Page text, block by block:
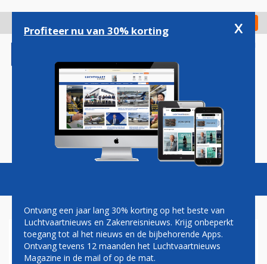
gaan
Check in
Magazine Podcasts Vacatures
INTERCONTINENTAAL
Profiteer nu van 30% korting x
Ontvang een jaar lang 30% korting op het beste van
Luchtvaartnieuws en Zakenreisnieuws. Krijg onbeperkt
toegang tot al het nieuws en de bijbehorende Apps.
Ontvang tevens 12 maanden het Luchtvaartnieuws
Magazine in de mail of op de mat.